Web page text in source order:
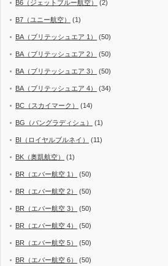
B6（ジェットブルー航空） (2)
B7（ユニー航空） (1)
BA（ブリテッシュエア 1） (50)
BA（ブリテッシュエア 2） (50)
BA（ブリテッシュエア 3） (50)
BA（ブリテッシュエア 4） (34)
BC（スカイマーク） (14)
BG（バングラディシュ） (1)
BI（ロイヤルブルネイ） (11)
BK（奥凱航空） (1)
BR（エバー航空 1） (50)
BR（エバー航空 2） (50)
BR（エバー航空 3） (50)
BR（エバー航空 4） (50)
BR（エバー航空 5） (50)
BR（エバー航空 6） (50)